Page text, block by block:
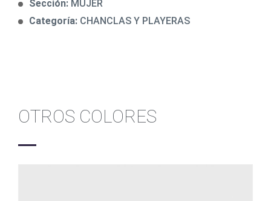
Sección: MUJER
Categoría: CHANCLAS Y PLAYERAS
OTROS COLORES